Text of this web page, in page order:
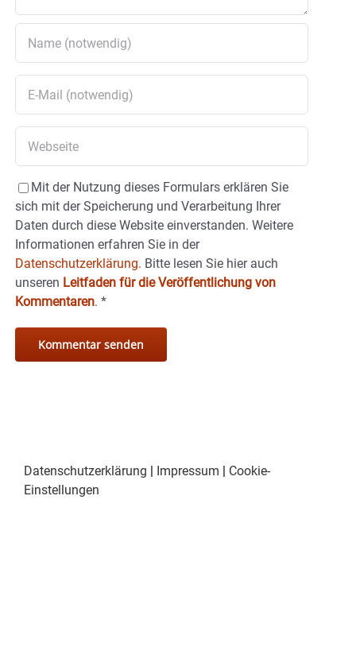
Mit der Nutzung dieses Formulars erklären Sie
sich mit der Speicherung und Verarbeitung Ihrer
Daten durch diese Website einverstanden. Weitere
Informationen erfahren Sie in der
Datenschutzerklärung. Bitte lesen Sie hier auch
unseren Leitfaden für die Veröffentlichung von
Kommentaren. *
Datenschutzerklärung | Impressum | Cookie-
Einstellungen